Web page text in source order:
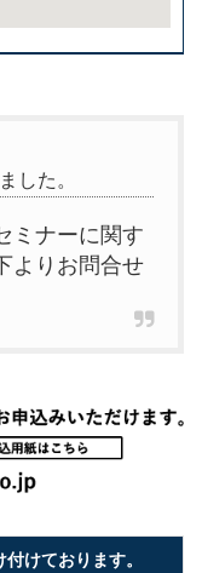
した。
ミナーに関す
よりお問合せ
けております。